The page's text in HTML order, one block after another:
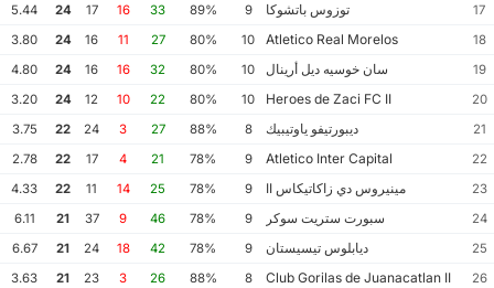
17
توزوس باتشوكا 9
89%
33
16
17
24
5.44
18
10
80%
27
11
16
24
3.80
19
سان خوسيه ديل أرينال 10
80%
32
16
16
24
4.80
20
10
80%
22
10
12
24
3.20
21
ديبورتيفو ياوتيبيك 8
88%
27
3
24
22
3.75
22
9
78%
21
4
17
22
2.78
23
مينيروس دي زاكاتيكاس II 9
78%
25
14
11
22
4.33
24
سبورت ستريت سوكر 9
78%
46
9
37
21
6.11
25
ديابلوس تيسيستان 9
78%
42
18
24
21
6.67
26
8
88%
26
3
23
21
3.63